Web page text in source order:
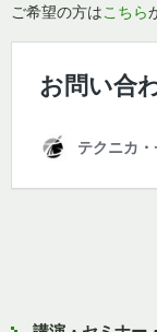
ご希望の方はこちら